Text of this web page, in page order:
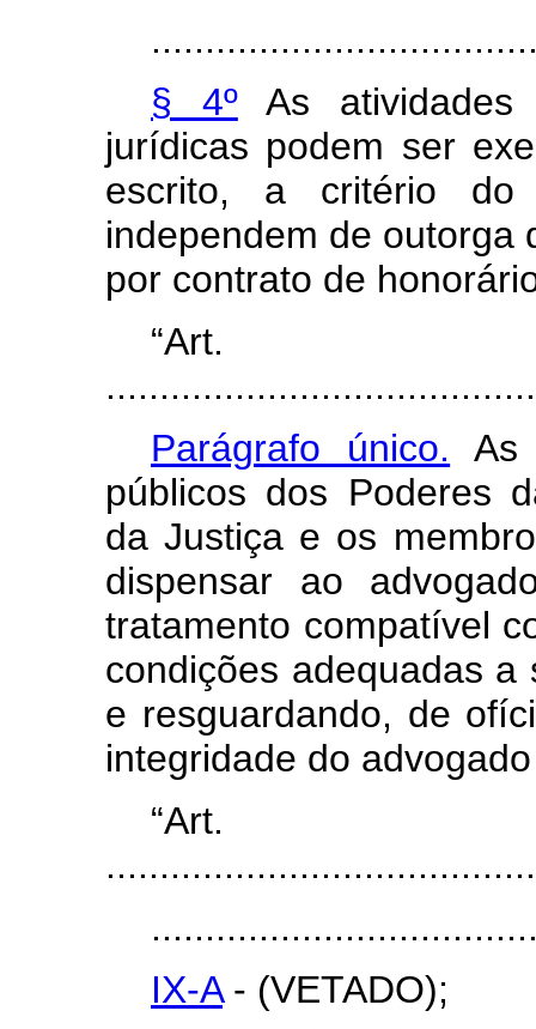
§ 4ºAs atividades
jurídicas podem ser
escrito, a critério
independem de outorga
por contrato de
Parágrafo único. As
públicos dos Poderes
da Justiça e os
dispensar ao
tratamento compatível
condições adequadas
e resguardando, de
integridade do
IX-A- (VETADO);